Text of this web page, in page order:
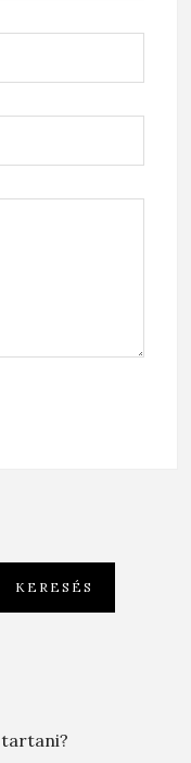
KERESÉS